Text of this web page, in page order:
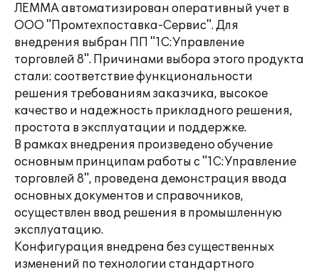
ЛЕММА автоматизирован оперативный учет в
ООО "Промтехпоставка-Сервис". Для
внедрения выбран ПП "1С:Управление
торговлей 8". Причинами выбора этого продукта
стали: соответствие функциональности
решения требованиям заказчика, высокое
качество и надежность прикладного решения,
простота в эксплуатации и поддержке.
В рамках внедрения произведено обучение
основным принципам работы с "1С:Управление
торговлей 8", проведена демонстрация ввода
основных документов и справочников,
осуществлен ввод решения в промышленную
эксплуатацию.
Конфигурация внедрена без существенных
изменений по технологии стандартного